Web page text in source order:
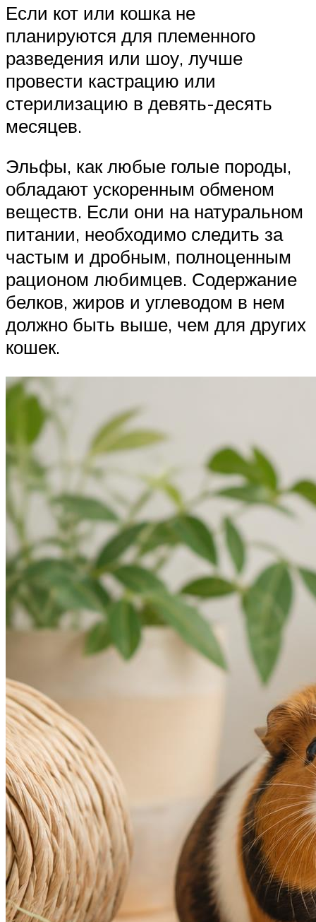
Если кот или кошка не
планируются для племенного
разведения или шоу, лучше
провести кастрацию или
стерилизацию в девять-десять
месяцев.
Эльфы, как любые голые породы,
обладают ускоренным обменом
веществ. Если они на натуральном
питании, необходимо следить за
частым и дробным, полноценным
рационом любимцев. Содержание
белков, жиров и углеводом в нем
должно быть выше, чем для других
кошек.